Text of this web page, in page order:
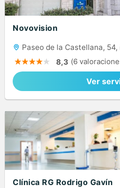
Novovision
Paseo de la Castellana,
8,3 (6
Ver
Clínica RG Rodrigo Gavín